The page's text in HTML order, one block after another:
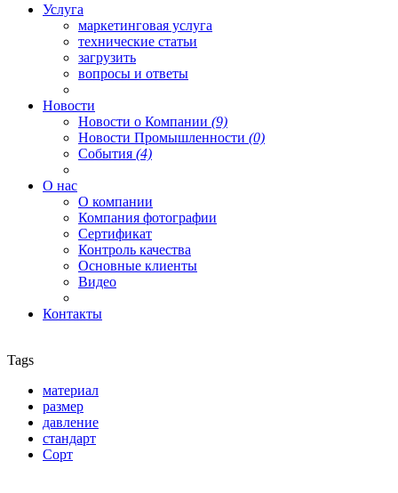
Услуга
маркетинговая услуга
технические статьи
загрузить
вопросы и ответы
Новости
Новости о Компании (9)
Новости Промышленности (0)
События (4)
О нас
О компании
Компания фотографии
Сертификат
Контроль качества
Основные клиенты
Видео
Контакты
Tags
материал
размер
давление
стандарт
Сорт